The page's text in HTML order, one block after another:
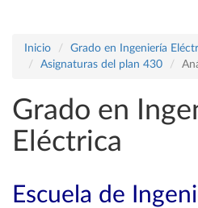
Inicio
Grado en Ingeniería
Asignaturas del plan 430
Grado en
Eléctrica
Escuela de